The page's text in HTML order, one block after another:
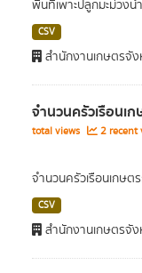
พื้นที่เพาะปลูกมะม่วง
CSV
สำนักงานเกษตรจั
จำนวนครัวเรือนเ
total views
2 recent
จำนวนครัวเรือนเกษ
CSV
สำนักงานเกษตรจั